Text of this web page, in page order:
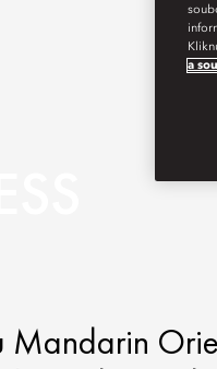
Mandarin
a